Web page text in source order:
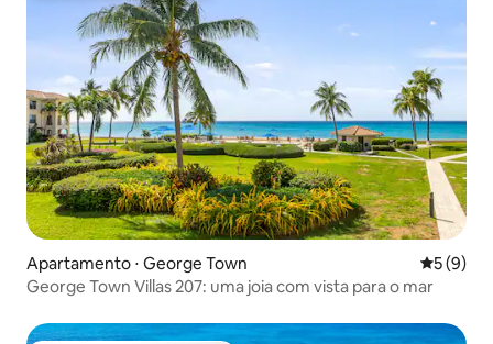
Apartamento ⋅ George Town 5 de
5 (9)
George Town Villas 207: uma joia com vista para o mar